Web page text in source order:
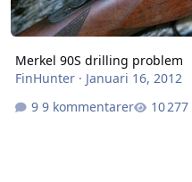
Merkel 90S drilling problem
FinHunter· Januari 16, 2012
9 kommentarer